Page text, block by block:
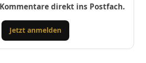
direkt ins Postfach.
Jetzt anmelden